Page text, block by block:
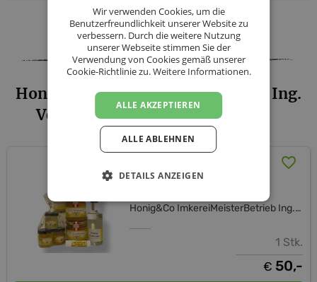
Facebook
TwitterMessenger
WhatsApp
LinkedIn
XING
Honig&Co ImkereiMeisterBetrieb Ing.
Verena Hagelkruys - Sortiment
(versandkostenfrei)
Honig&Co ImkereiMeisterBetrieb Ing. Verena Hagelkruys
1 Stk.
€ 50,-
Wir verwenden Cookies, um die
Benutzerfreundlichkeit unserer Website zu
verbessern. Durch die weitere Nutzung
unserer Webseite stimmen Sie der
Verwendung von Cookies gemäß unserer
Cookie-Richtlinie zu.Weitere Informationen.
ALLE AKZEPTIEREN
ALLE ABLEHNEN
DETAILS ANZEIGEN